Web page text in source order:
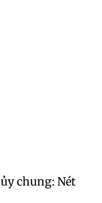
chung: Nét